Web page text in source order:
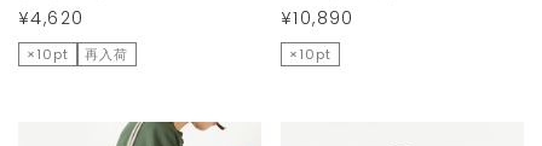
¥4,620
×10pt 再入荷
¥10,890
×10pt